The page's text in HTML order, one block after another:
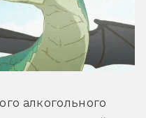
алкогольного